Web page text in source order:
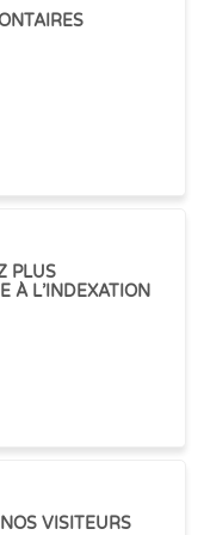
PLUS
À L’INDEXATION
VISITEURS